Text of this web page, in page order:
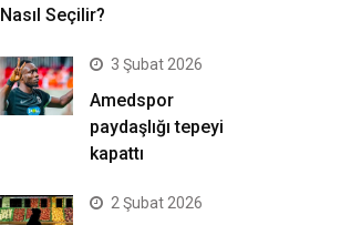
Nasıl Seçilir?
3 Şubat 2026
Amedspor
paydaşlığı tepeyi
kapattı
2 Şubat 2026